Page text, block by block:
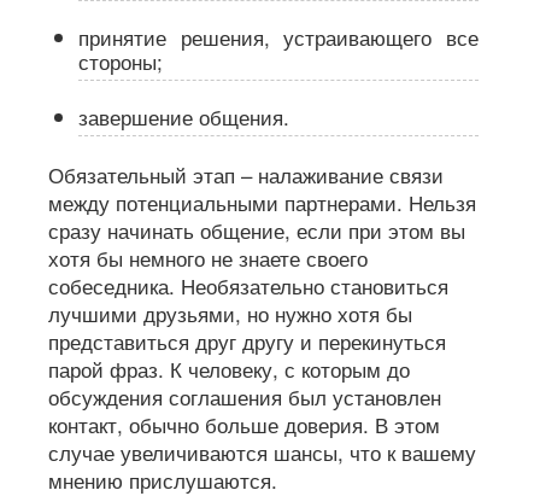
принятие решения, устраивающего все
стороны;
завершение общения.
Обязательный этап – налаживание связи
между потенциальными партнерами. Нельзя
сразу начинать общение, если при этом вы
хотя бы немного не знаете своего
собеседника. Необязательно становиться
лучшими друзьями, но нужно хотя бы
представиться друг другу и перекинуться
парой фраз. К человеку, с которым до
обсуждения соглашения был установлен
контакт, обычно больше доверия. В этом
случае увеличиваются шансы, что к вашему
мнению прислушаются.